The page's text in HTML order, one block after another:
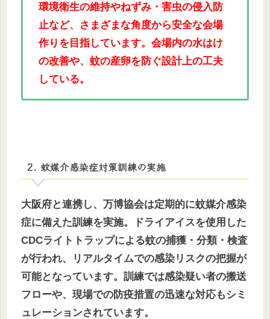
環境衛生の維持やねずみ・害虫の侵入防
止など、さまざまな角度から安全な会場
作りを目指しています。会場内の水はけ
の改善や、蚊の産卵を防ぐ設計上の工夫
している。
2. 蚊媒介感染症対策訓練の実施
大阪府と連携し、万博協会は定期的に蚊媒介感染
症に備えた訓練を実施。ドライアイスを使用した
CDCライトトラップによる蚊の捕獲・分類・検査
が行われ、リアルタイムでの感染リスクの把握が
可能となっています。訓練では感染疑い者の搬送
フローや、現場での防疫措置の迅速な対応もシミ
ュレーションされています。